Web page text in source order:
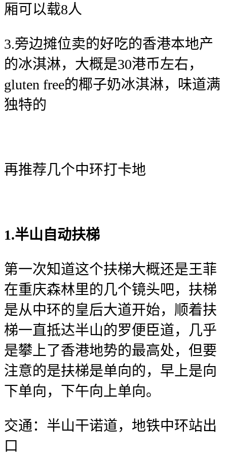
厢可以载8人
3.旁边摊位卖的好吃的香港本地产
的冰淇淋，大概是30港币左右，
gluten free的椰子奶冰淇淋，味道满
独特的
再推荐几个中环打卡地
1.半山自动扶梯
第一次知道这个扶梯大概还是王菲
在重庆森林里的几个镜头吧，扶梯
是从中环的皇后大道开始，顺着扶
梯一直抵达半山的罗便臣道，几乎
是攀上了香港地势的最高处，但要
注意的是扶梯是单向的，早上是向
下单向，下午向上单向。
交通：半山干诺道，地铁中环站出
口